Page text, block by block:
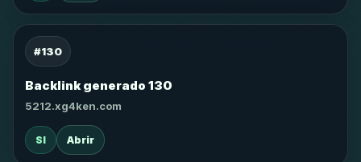
#130
Backlink generado 130
5212.xg4ken.com
SI Abrir